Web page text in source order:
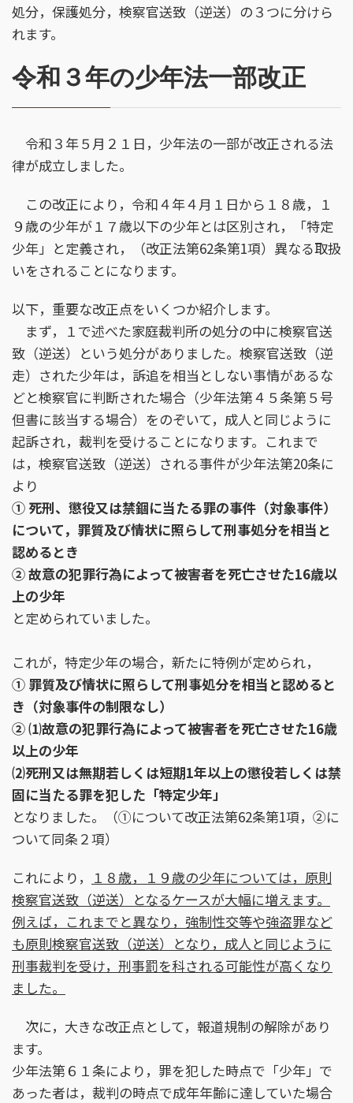
処分，保護処分，検察官送致（逆送）の３つに分けら
れます。
令和３年の少年法一部改正
令和３年５月２１日，少年法の一部が改正される法
律が成立しました。
この改正により，令和４年４月１日から１８歳，１
９歳の少年が１７歳以下の少年とは区別され，「特定
少年」と定義され，（改正法第62条第1項）異なる取扱
いをされることになります。
以下，重要な改正点をいくつか紹介します。
まず，１で述べた家庭裁判所の処分の中に検察官送
致（逆送）という処分がありました。検察官送致（逆
走）された少年は，訴追を相当としない事情があるな
どと検察官に判断された場合（少年法第４５条第５号
但書に該当する場合）をのぞいて，成人と同じように
起訴され，裁判を受けることになります。これまで
は，検察官送致（逆送）される事件が少年法第20条に
より
① 死刑、懲役又は禁錮に当たる罪の事件（対象事件）
について，罪質及び情状に照らして刑事処分を相当と
認めるとき
② 故意の犯罪行為によって被害者を死亡させた16歳以
上の少年
と定められていました。
これが，特定少年の場合，新たに特例が定められ，
① 罪質及び情状に照らして刑事処分を相当と認めると
き（対象事件の制限なし）
② ⑴故意の犯罪行為によって被害者を死亡させた16歳
以上の少年
⑵死刑又は無期若しくは短期1年以上の懲役若しくは禁
固に当たる罪を犯した「特定少年」
となりました。（①について改正法第62条第1項，②に
ついて同条２項）
これにより， １８歳，１９歳の少年については，原則
検察官送致（逆送）となるケースが大幅に増えます。
例えば，これまでと異なり，強制性交等や強盗罪など
も原則検察官送致（逆送）となり，成人と同じように
刑事裁判を受け，刑事罰を科される可能性が高くなり
ました。
次に，大きな改正点として，報道規制の解除があり
ます。
少年法第６１条により，罪を犯した時点で「少年」で
あった者は，裁判の時点で成年年齢に達していた場合